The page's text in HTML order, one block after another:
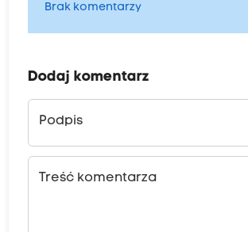
Brak komentarzy
Dodaj komentarz
Podpis
Treść komentarza